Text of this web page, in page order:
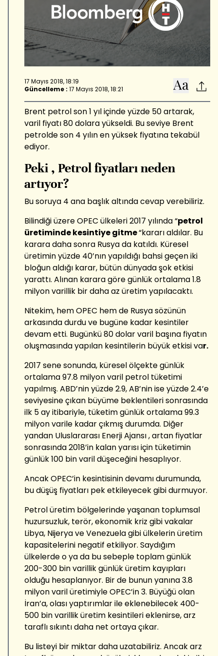
17 Mayıs 2018, 18:19
Güncelleme : 17 Mayıs 2018, 18:21
Brent petrol son 1 yıl içinde yüzde 50 artarak,
varil fiyatı 80 dolara yükseldi. Bu seviye Brent
petrolde son 4 yılın en yüksek fiyatına tekabül
ediyor.
Peki , Petrol fiyatları neden
artıyor?
Bu soruya 4 ana başlık altında cevap verebiliriz.
Bilindiği üzere OPEC ülkeleri 2017 yılında “petrol
üretiminde kesintiye gitme“kararı aldılar. Bu
karara daha sonra Rusya da katıldı. Küresel
üretimin yüzde 40’nın yapıldığı bahsi geçen iki
bloğun aldığı karar, bütün dünyada şok etkisi
yarattı. Alınan karara göre günlük ortalama 1.8
milyon varillik bir daha az üretim yapılacaktı.
Nitekim, hem OPEC hem de Rusya sözünün
arkasında durdu ve bugüne kadar kesintiler
devam etti. Bugünkü 80 dolar varil başına fiyatın
oluşmasında yapılan kesintilerin büyük etkisi var.
2017 sene sonunda, küresel ölçekte günlük
ortalama 97.8 milyon varil petrol tüketimi
yapılmış. ABD’nin yüzde 2.9, AB’nin ise yüzde 2.4’e
seviyesine çıkan büyüme beklentileri sonrasında
ilk 5 ay itibariyle, tüketim günlük ortalama 99.3
milyon varile kadar çıkmış durumda. Diğer
yandan Uluslararası Enerji Ajansı , artan fiyatlar
sonrasında 2018’in kalan yarısı için tüketimin
günlük 100 bin varil düşeceğini hesaplıyor.
Ancak OPEC’in kesintisinin devamı durumunda,
bu düşüş fiyatları pek etkileyecek gibi durmuyor.
Petrol üretim bölgelerinde yaşanan toplumsal
huzursuzluk, terör, ekonomik kriz gibi vakalar
Libya, Nijerya ve Venezuela gibi ülkelerin üretim
kapasitelerini negatif etkiliyor. Saydığım
ülkelerde o ya da bu sebeple toplam günlük
200-300 bin varillik günlük üretim kayıpları
olduğu hesaplanıyor. Bir de bunun yanına 3.8
milyon varil üretimiyle OPEC’in 3. Büyüğü olan
İran’a, olası yaptırımlar ile eklenebilecek 400-
500 bin varillik üretim kesintileri eklenirse, arz
taraflı sıkıntı daha net ortaya çıkar.
Bu listeyi bir miktar daha uzatabiliriz. Ancak arz